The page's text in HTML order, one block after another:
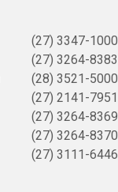
(27) 3347-1000
(27) 3264-8383
(28) 3521-5000
(27) 2141-7951
(27) 3264-8369
(27) 3264-8370
(27) 3111-6446